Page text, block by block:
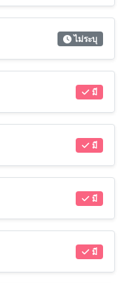
ไม่ระบุ
มี
มี
มี
มี